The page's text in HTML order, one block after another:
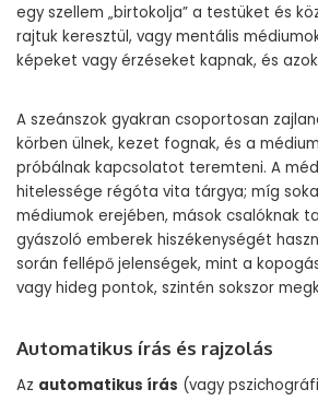
egy szellem „birtokolja” a testüket és
rajtuk keresztül, vagy mentális
képeket vagy érzéseket kapnak, és
A szeánszok gyakran csoportosan
körben ülnek, kezet fognak, és a
próbálnak kapcsolatot teremteni. A
hitelessége régóta vita tárgya; míg
médiumok erejében, mások csalóknak
gyászoló emberek hiszékenységét
során fellépő jelenségek, mint a
vagy hideg pontok, szintén sokszor
Automatikus írás és rajzolás
Az automatikus írás (vagy